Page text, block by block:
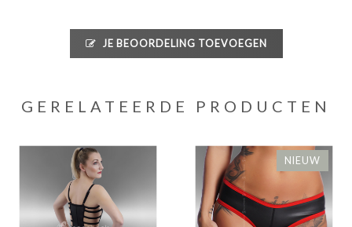
JE BEOORDELING TOEVOEGEN
GERELATEERDE PRODUCTEN
NIEUW